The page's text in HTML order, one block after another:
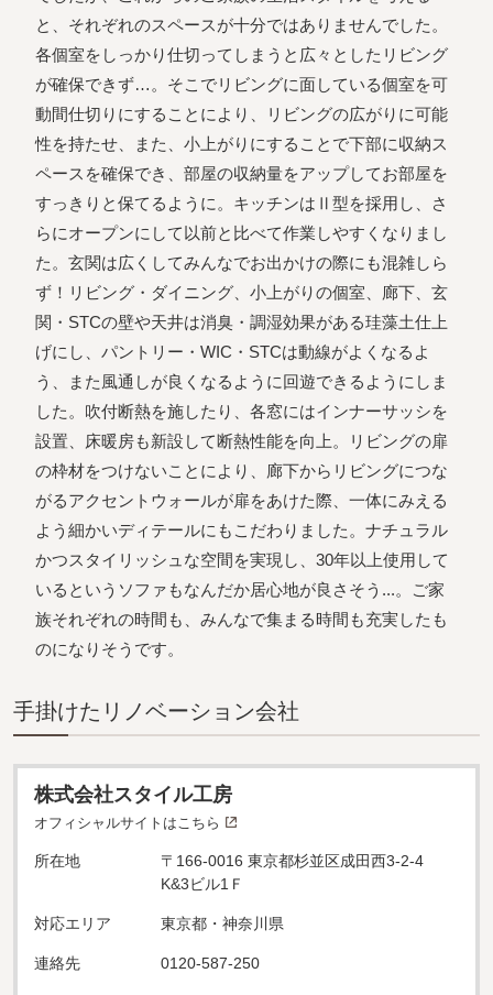
と、それぞれのスペースが⼗分ではありませんでした。
各個室をしっかり仕切ってしまうと広々としたリビング
が確保できず…。そこでリビングに⾯している個室を可
動間仕切りにすることにより、リビングの広がりに可能
性を持たせ、また、⼩上がりにすることで下部に収納ス
ペースを確保でき、部屋の収納量をアップしてお部屋を
すっきりと保てるように。キッチンはⅡ型を採⽤し、さ
らにオープンにして以前と⽐べて作業しやすくなりまし
た。⽞関は広くしてみんなでお出かけの際にも混雑しら
ず！リビング・ダイニング、⼩上がりの個室、廊下、⽞
関・STCの壁や天井は消臭・調湿効果がある珪藻⼟仕上
げにし、パントリー・WIC・STCは動線がよくなるよ
う、また⾵通しが良くなるように回遊できるようにしま
した。吹付断熱を施したり、各窓にはインナーサッシを
設置、床暖房も新設して断熱性能を向上。リビングの扉
の枠材をつけないことにより、廊下からリビングにつな
がるアクセントウォールが扉をあけた際、⼀体にみえる
よう細かいディテールにもこだわりました。ナチュラル
かつスタイリッシュな空間を実現し、30年以上使⽤して
いるというソファもなんだか居⼼地が良さそう...。ご家
族それぞれの時間も、みんなで集まる時間も充実したも
のになりそうです。
⼿掛けたリノベーション会社
株式会社スタイル工房
オフィシャルサイトはこちら
所在地
〒166-0016 東京都杉並区成田西3-2-4
K&3ビル1Ｆ
対応エリア 東京都・神奈川県
連絡先 0120-587-250